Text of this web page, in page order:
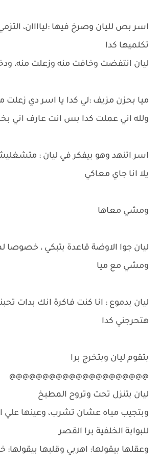
اسر بص لليان وصرخ فيها :لياااان،
تكلميها كدا
ليان انتفضت وخافت منه وزعلت منه،
ميا بحزن مزيف :لي كدا يا اسر دي زعلت
ولله اني عملت كدا بس انت عارف اني
اسر اتنهد وهو بيفكر في ليان :
يلا انا جاي معاكي
ومشي معاها
ليان جوا الاوضة قاعدة بتبكي ، خصوصا
ومشي مع ميا
ليان بدموع : انا كنت فاكرة انك بدات
هتحرجني كدا
بتقوم ليان وبتخرج برا
@@@@@@@@@@@@@@@@@@@@@
ليان بتنزل تحت وتروح المطبخ
وبتجيب مياه عشان تشرب، وعينها علي
للبوابة الخلفية برا القصر
وعقلها بيقولها: اهربي وقلبها بيقولها: